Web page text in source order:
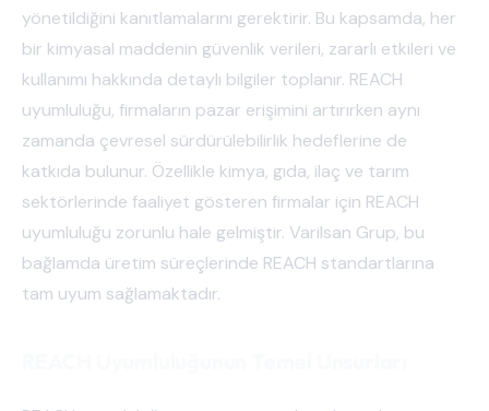
yönetildiğini kanıtlamalarını gerektirir. Bu kapsamda, her
bir kimyasal maddenin güvenlik verileri, zararlı etkileri ve
kullanımı hakkında detaylı bilgiler toplanır. REACH
uyumluluğu, firmaların pazar erişimini artırırken aynı
zamanda çevresel sürdürülebilirlik hedeflerine de
katkıda bulunur. Özellikle kimya, gıda, ilaç ve tarım
sektörlerinde faaliyet gösteren firmalar için REACH
uyumluluğu zorunlu hale gelmiştir. Varilsan Grup, bu
bağlamda üretim süreçlerinde REACH standartlarına
tam uyum sağlamaktadır.